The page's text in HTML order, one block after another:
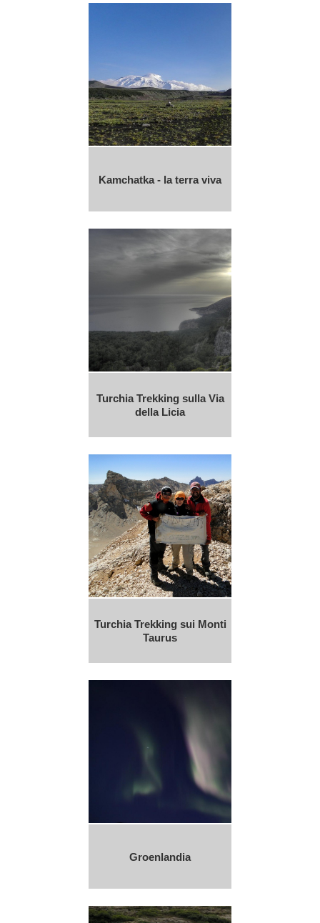
Kamchatka - la terra viva
Turchia Trekking sulla Via
della Licia
Turchia Trekking sui Monti
Taurus
Groenlandia